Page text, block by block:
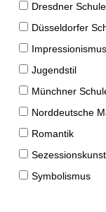
Dresdner Schule
Düsseldorfer
Impressionismus
Jugendstil
Münchner
Norddeutsche
Romantik
Sezessionskunst
Symbolismus